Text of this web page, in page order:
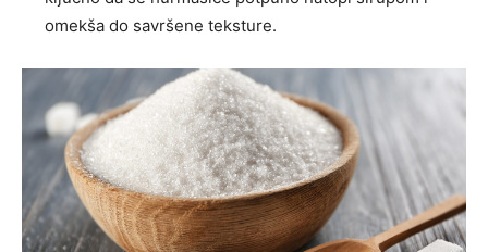
omekša do savršene teksture.